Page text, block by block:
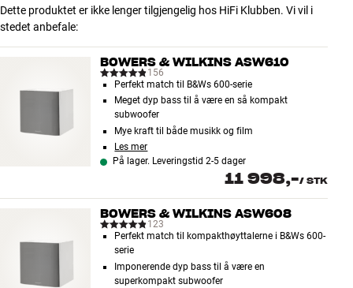
Finn Butikk
Kundeservice
Dette produktet er ikke lenger tilgjengelig hos HiFi Klubben. Vi vil i
stedet anbefale:
BOWERS & WILKINS ASW610
156
Perfekt match til B&Ws 600-serie
Meget dyp bass til å være en så kompakt
subwoofer
Mye kraft til både musikk og film
Les mer
På lager. Leveringstid 2-5 dager
11 998,-/ STK
BOWERS & WILKINS ASW608
123
Perfekt match til kompakthøyttalerne i B&Ws 600-
serie
Imponerende dyp bass til å være en
superkompakt subwoofer